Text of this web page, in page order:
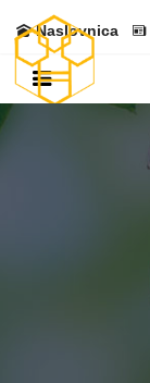
Naslovnica